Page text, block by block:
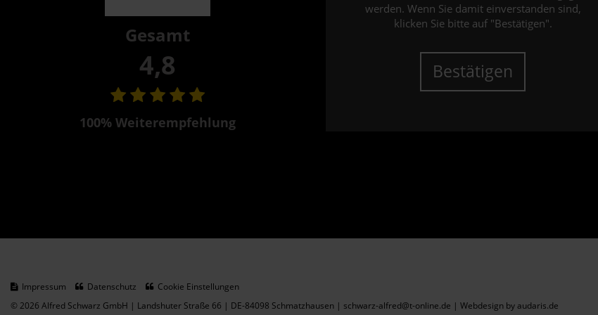
Gesamt
4,8
100% Weiterempfehlung
werden. Wenn Sie damit einverstanden sind,
klicken Sie bitte auf "Bestätigen".
Bestätigen
Impressum Datenschutz
Cookie Einstellungen
© 2026 Alfred Schwarz GmbH | Landshuter Straße 66 | DE-84098 Schmatzhausen | schwarz-alfred@t-online.de | Webdesign by audaris.de